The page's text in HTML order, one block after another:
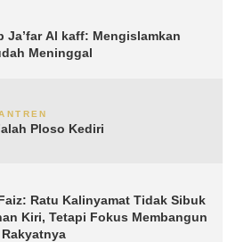
Ja’far Al kaff: Mengislamkan
Meninggal
Ploso Kediri
Ratu Kalinyamat Tidak Sibuk
Kiri, Tetapi Fokus Membangun